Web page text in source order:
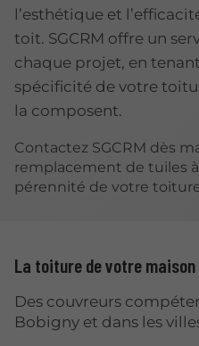
l’esthétique et
toit. SGCRM offre un
chaque projet, en
spécificité de votre
la composent.
Contactez SGCRM dès
remplacement de tuiles
pérennité de votre
La toiture de votre
Des couvreurs
Bobigny et dans les